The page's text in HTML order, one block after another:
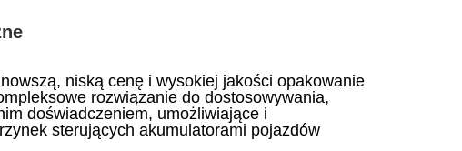
niską cenę i wysokiej jakości opakowanie
rozwiązanie do dostosowywania,
doświadczeniem, umożliwiające i
sterujących akumulatorami pojazdów